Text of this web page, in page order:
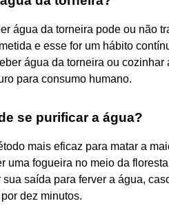
água da torneira pode ou não
e esse for um hábito
água da torneira ou
para consumo humano.
se purificar a água?
mais eficaz para matar a
uma fogueira no meio da
saída para ferver a água,
dez minutos.